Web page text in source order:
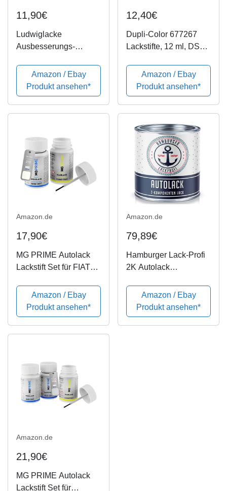
11,90€
Ludwiglacke
Ausbesserungs-
+ Pinsel in Ihrer
Wunschfarbe 24ml
Amazon / Ebay
Produkt ansehen*
12,40€
Dupli-Color 677267
Lackstifte, 12 ml, DS
Amazon / Ebay
Produkt ansehen*
Amazon.de
17,90€
MG PRIME Autolack
Lackstift Set für FIAT
Bianco/Schneeweiss
Basislack Klarlack je
50ml
Amazon / Ebay
Produkt ansehen*
Amazon.de
79,89€
Hamburger Lack-Profi
2K Autolack
9010 im Set Decklack -
Hochdeckend -
Rostschützend - Kratz-
und schlagfest (2,5 L)
Amazon / Ebay
Produkt ansehen*
Amazon.de
21,90€
MG PRIME Autolack
Lackstift Set für